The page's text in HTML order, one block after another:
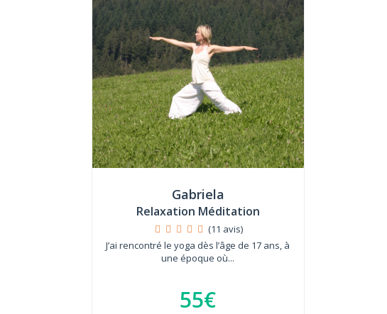
Gabriela
Relaxation Méditation
(11 avis)
J’ai rencontré le yoga dès l’âge de 17 ans, à
une époque où...
55€